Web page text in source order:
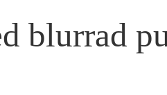
blurrad